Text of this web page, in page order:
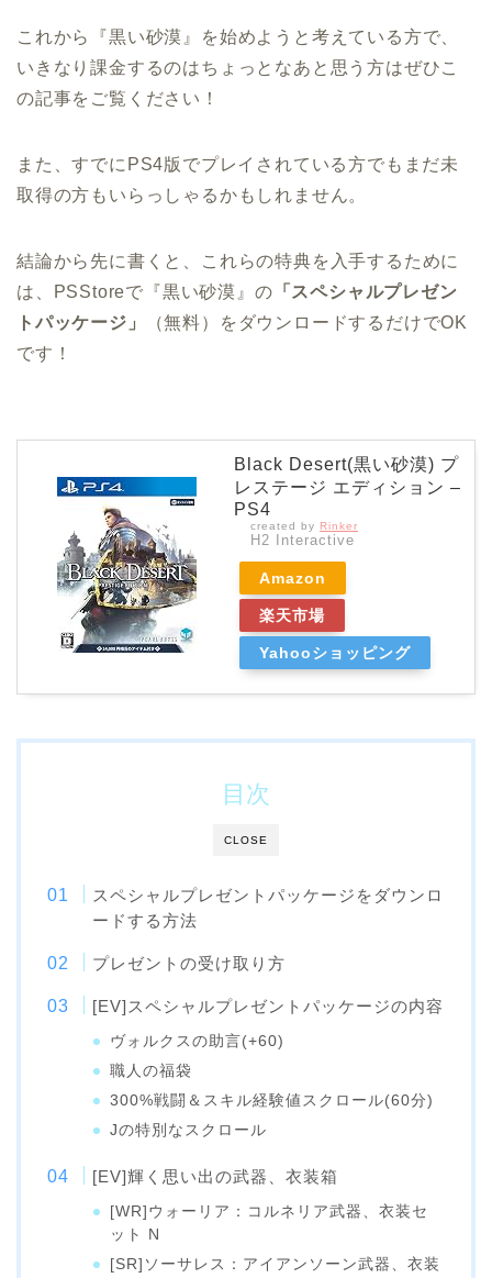
これから『黒い砂漠』を始めようと考えている方で、
いきなり課金するのはちょっとなあと思う方はぜひこ
の記事をご覧ください！
また、すでにPS4版でプレイされている方でもまだ未
取得の方もいらっしゃるかもしれません。
結論から先に書くと、これらの特典を入手するために
は、PSStoreで『黒い砂漠』の 「スペシャルプレゼン
トパッケージ」
（無料）をダウンロードするだけでOK
です！
Black Desert(黒い砂漠) プ
レステージ エディション –
PS4
created by Rinker
H2 Interactive
Amazon
楽天市場
Yahooショッピング
CLOSE
目次
スペシャルプレゼントパッケージをダウンロ
ードする方法
プレゼントの受け取り方
[EV]スペシャルプレゼントパッケージの内容
ヴォルクスの助言(+60)
職人の福袋
300%戦闘＆スキル経験値スクロール(60分)
Jの特別なスクロール
[EV]輝く思い出の武器、衣装箱
[WR]ウォーリア：コルネリア武器、衣装セ
ット N
[SR]ソーサレス：アイアンソーン武器、衣装